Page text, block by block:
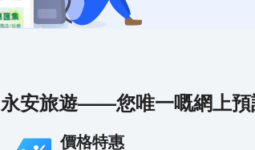
永安旅遊——您唯一嘅網上預
價格特惠